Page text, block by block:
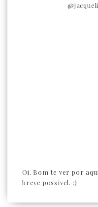
Oi. Bom te ver por
breve possível. :)